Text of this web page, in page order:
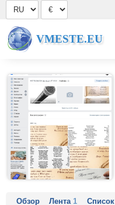
VMESTE.EU
Обзор Лента1 Список